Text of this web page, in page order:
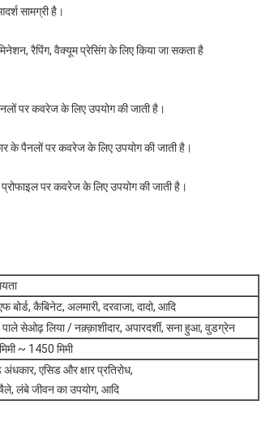
सामग्री है।
रैपिंग, वैक्यूम प्रेसिंग के लिए किया जा सकता है
पर कवरेज के लिए उपयोग की जाती है।
के पैनलों पर कवरेज के लिए उपयोग की जाती है।
पर कवरेज के लिए उपयोग की जाती है।
बोर्ड, कैबिनेट, अलमारी, दरवाजा, दादो, आदि
पाले सेओढ़ लिया / नक़्क़ाशीदार, अपारदर्शी, सना हुआ, वुडग्रेन
~ 1450 मिमी
अंधकार, एसिड और क्षार प्रतिरोध,
लंबे जीवन का उपयोग, आदि